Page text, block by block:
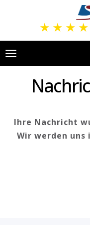
★ ★ ★ ★
Toggle
navigation
Ihre Nachricht
Wir werden uns